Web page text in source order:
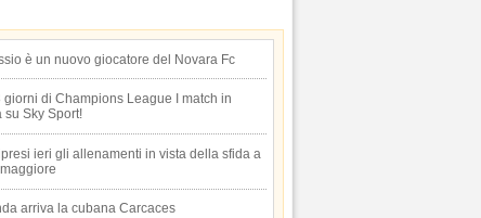
è un nuovo giocatore del Novara Fc
giorni di Champions League I match in
su Sky Sport!
ieri gli allenamenti in vista della sfida a
arriva la cubana Carcaces